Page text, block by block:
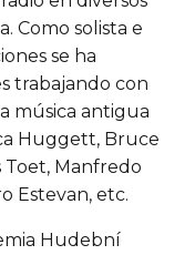
Como solista e
se ha
trabajando con
música antigua
Huggett, Bruce
Toet, Manfredo
Estevan, etc.
Hudební